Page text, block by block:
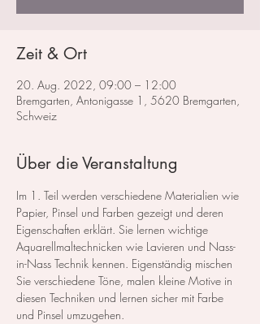
Zeit & Ort
20. Aug. 2022, 09:00 – 12:00
Bremgarten, Antonigasse 1, 5620 Bremgarten,
Schweiz
Über die Veranstaltung
Im 1. Teil werden verschiedene Materialien wie
Papier, Pinsel und Farben gezeigt und deren
Eigenschaften erklärt. Sie lernen wichtige
Aquarellmaltechnicken wie Lavieren und Nass-
in-Nass Technik kennen. Eigenständig mischen
Sie verschiedene Töne, malen kleine Motive in
diesen Techniken und lernen sicher mit Farbe
und Pinsel umzugehen.